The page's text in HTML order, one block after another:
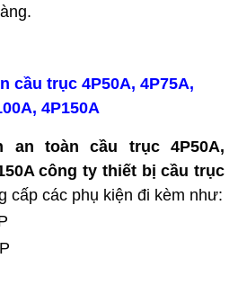
cầu trục 4P50A, 4P75A,
4P150A
an toàn cầu trục 4P50A,
công ty thiết bị cầu trục
cấp các phụ kiện đi kèm như: